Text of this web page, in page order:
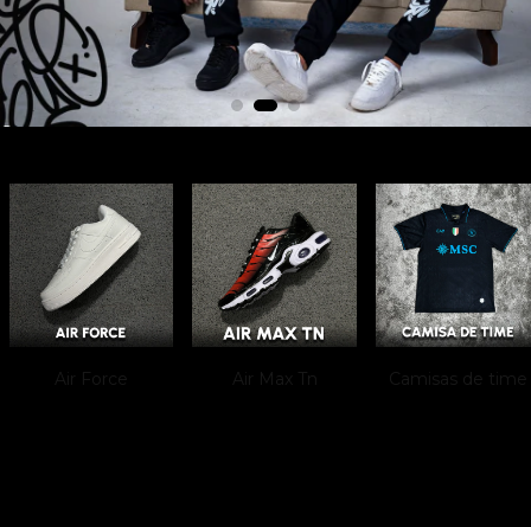
Air Force Air Max Tn Camisas de time